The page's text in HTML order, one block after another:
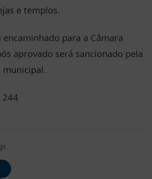
e templos.
para a Câmara
aprovado será sancionado pela
244